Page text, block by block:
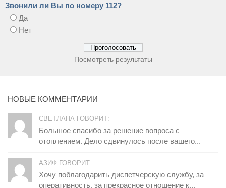
Звонили ли Вы по номеру 112?
Да
Нет
Посмотреть результаты
НОВЫЕ КОММЕНТАРИИ
СВЕТЛАНА ГОВОРИТ:
Большое спасибо за решение вопроса с
отоплением. Дело сдвинулось после вашего...
АЗИФ ГОВОРИТ:
Хочу поблагодарить диспетчерскую службу, за
оперативность, за прекрасное отношение к...